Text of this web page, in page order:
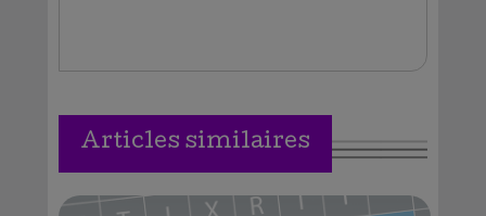
Articles similaires